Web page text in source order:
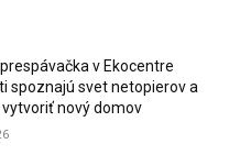
v Ekocentre
spoznajú svet netopierov a
nový domov